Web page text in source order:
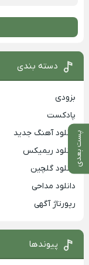
پست بعدی
دسته بندی
بزودی
پادکست
دانلود آهنگ جدید
دانلود ریمیکس
دانلود گلچین
دانلود مداحی
رپورتاژ آگهی
پیوندها